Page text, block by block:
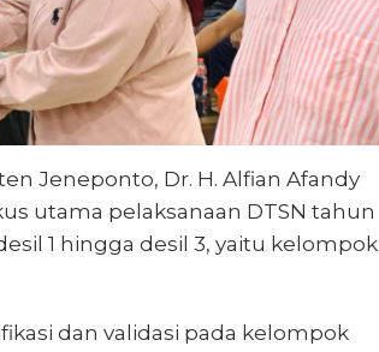
Jeneponto, Dr. H. Alfian Afandy
utama pelaksanaan DTSN tahun
1 hingga desil 3, yaitu kelompok
dan validasi pada kelompok